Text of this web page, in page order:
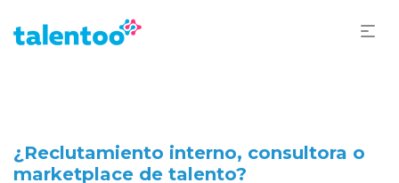
¿Reclutamiento interno, consultora o
marketplace de talento?